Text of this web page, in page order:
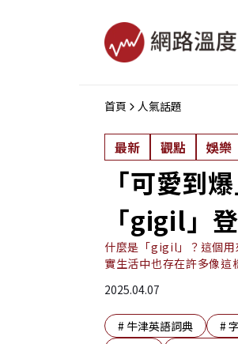
首頁 人氣話題
最新 觀點 娛樂
「可愛到
「gigil」
什麼是「gigil」？這個用
實生活中也存在許多像這
2025.04.07
# 牛津英語詞典 #